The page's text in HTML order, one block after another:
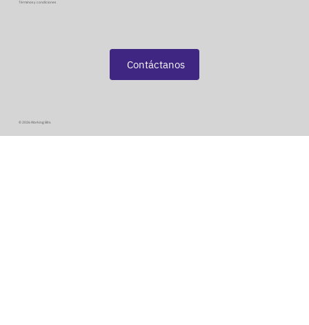
Términos y condiciones
Contáctanos
© 2026 Working Bits.